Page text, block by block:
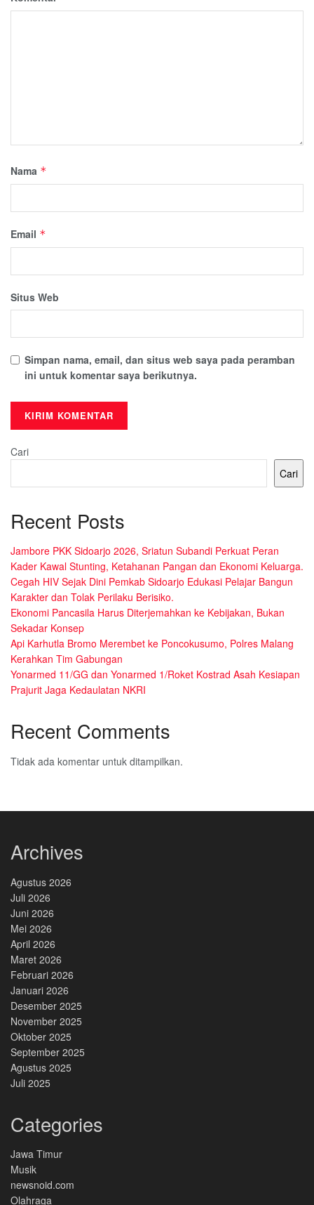
Nama *
Email *
Situs Web
Simpan nama, email, dan situs web saya pada peramban
ini untuk komentar saya berikutnya.
Cari
Cari
Recent Posts
Jambore PKK Sidoarjo 2026, Sriatun Subandi Perkuat Peran
Kader Kawal Stunting, Ketahanan Pangan dan Ekonomi Keluarga.
Cegah HIV Sejak Dini Pemkab Sidoarjo Edukasi Pelajar Bangun
Karakter dan Tolak Perilaku Berisiko.
Ekonomi Pancasila Harus Diterjemahkan ke Kebijakan, Bukan
Sekadar Konsep
Api Karhutla Bromo Merembet ke Poncokusumo, Polres Malang
Kerahkan Tim Gabungan
Yonarmed 11/GG dan Yonarmed 1/Roket Kostrad Asah Kesiapan
Prajurit Jaga Kedaulatan NKRI
Recent Comments
Tidak ada komentar untuk ditampilkan.
Archives
Agustus 2026
Juli 2026
Juni 2026
Mei 2026
April 2026
Maret 2026
Februari 2026
Januari 2026
Desember 2025
November 2025
Oktober 2025
September 2025
Agustus 2025
Juli 2025
Categories
Jawa Timur
Musik
newsnoid.com
Olahraga